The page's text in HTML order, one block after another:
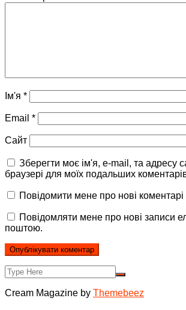
Ім'я *
Email *
Сайт
Зберегти моє ім'я, e-mail, та адресу
браузері для моїх подальших
Повідомити мене про нові
Повідомляти мене про нові записи
поштою.
Cream Magazine by Themebeez